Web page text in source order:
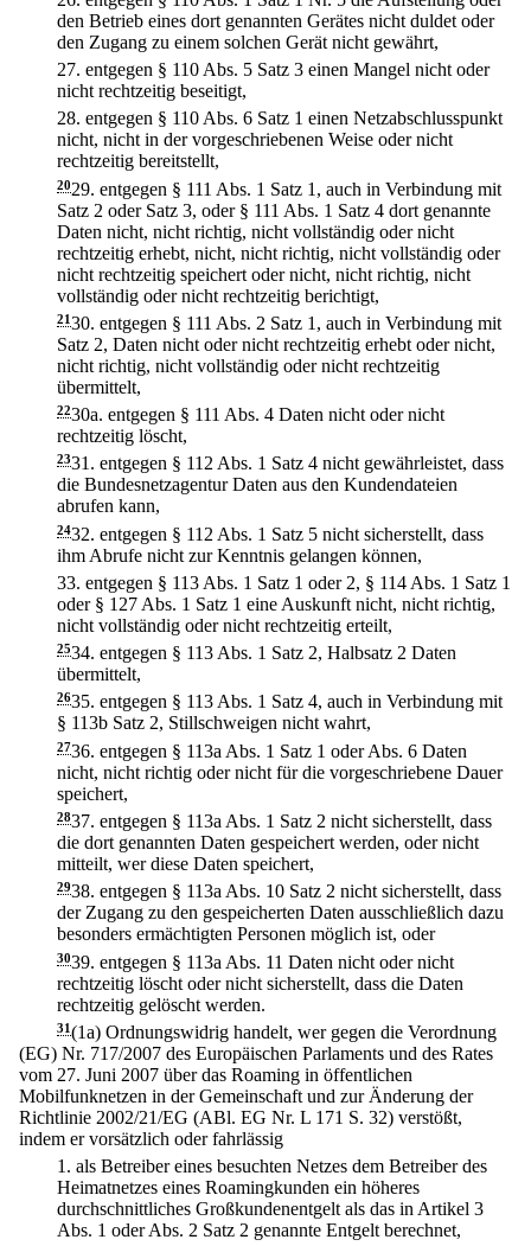
den Betrieb eines dort genannten Gerätes nicht duldet oder
den Zugang zu einem solchen Gerät nicht gewährt,
27. entgegen § 110 Abs. 5 Satz 3 einen Mangel nicht oder
nicht rechtzeitig beseitigt,
28. entgegen § 110 Abs. 6 Satz 1 einen Netzabschlusspunkt
nicht, nicht in der vorgeschriebenen Weise oder nicht
rechtzeitig bereitstellt,
2029. entgegen § 111 Abs. 1 Satz 1, auch in Verbindung mit
Satz 2 oder Satz 3, oder § 111 Abs. 1 Satz 4 dort genannte
Daten nicht, nicht richtig, nicht vollständig oder nicht
rechtzeitig erhebt, nicht, nicht richtig, nicht vollständig oder
nicht rechtzeitig speichert oder nicht, nicht richtig, nicht
vollständig oder nicht rechtzeitig berichtigt,
21 30. entgegen § 111 Abs. 2 Satz 1, auch in Verbindung mit
Satz 2, Daten nicht oder nicht rechtzeitig erhebt oder nicht,
nicht richtig, nicht vollständig oder nicht rechtzeitig
übermittelt,
2230a. entgegen § 111 Abs. 4 Daten nicht oder nicht
rechtzeitig löscht,
2331. entgegen § 112 Abs. 1 Satz 4 nicht gewährleistet, dass
die Bundesnetzagentur Daten aus den Kundendateien
abrufen kann,
2432. entgegen § 112 Abs. 1 Satz 5 nicht sicherstellt, dass
ihm Abrufe nicht zur Kenntnis gelangen können,
33. entgegen § 113 Abs. 1 Satz 1 oder 2, § 114 Abs. 1 Satz 1
oder § 127 Abs. 1 Satz 1 eine Auskunft nicht, nicht richtig,
nicht vollständig oder nicht rechtzeitig erteilt,
2534. entgegen § 113 Abs. 1 Satz 2, Halbsatz 2 Daten
übermittelt,
2635. entgegen § 113 Abs. 1 Satz 4, auch in Verbindung mit
§ 113b Satz 2, Stillschweigen nicht wahrt,
2736. entgegen § 113a Abs. 1 Satz 1 oder Abs. 6 Daten
nicht, nicht richtig oder nicht für die vorgeschriebene Dauer
speichert,
2837. entgegen § 113a Abs. 1 Satz 2 nicht sicherstellt, dass
die dort genannten Daten gespeichert werden, oder nicht
mitteilt, wer diese Daten speichert,
2938. entgegen § 113a Abs. 10 Satz 2 nicht sicherstellt, dass
der Zugang zu den gespeicherten Daten ausschließlich dazu
besonders ermächtigten Personen möglich ist, oder
3039. entgegen § 113a Abs. 11 Daten nicht oder nicht
rechtzeitig löscht oder nicht sicherstellt, dass die Daten
rechtzeitig gelöscht werden.
31 (1a) Ordnungswidrig handelt, wer gegen die Verordnung
(EG) Nr. 717/2007 des Europäischen Parlaments und des Rates
vom 27. Juni 2007 über das Roaming in öffentlichen
Mobilfunknetzen in der Gemeinschaft und zur Änderung der
Richtlinie 2002/21/EG (ABl. EG Nr. L 171 S. 32) verstößt,
indem er vorsätzlich oder fahrlässig
1. als Betreiber eines besuchten Netzes dem Betreiber des
Heimatnetzes eines Roamingkunden ein höheres
durchschnittliches Großkundenentgelt als das in Artikel 3
Abs. 1 oder Abs. 2 Satz 2 genannte Entgelt berechnet,